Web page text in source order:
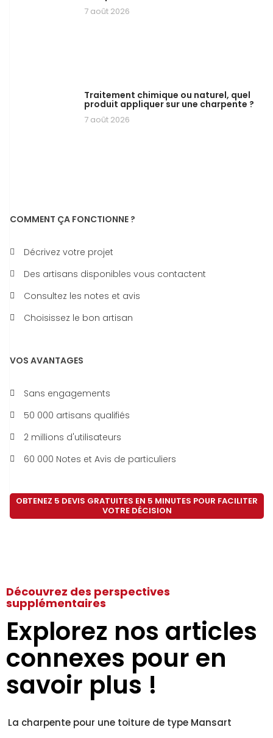
7 août 2026
Traitement chimique ou naturel, quel
produit appliquer sur une charpente ?
7 août 2026
COMMENT ÇA FONCTIONNE ?
Décrivez votre projet
Des artisans disponibles vous contactent
Consultez les notes et avis
Choisissez le bon artisan
VOS AVANTAGES
Sans engagements
50 000 artisans qualifiés
2 millions d'utilisateurs
60 000 Notes et Avis de particuliers
OBTENEZ 5 DEVIS GRATUITES EN 5 MINUTES POUR FACILITER
VOTRE DÉCISION
Découvrez des perspectives
supplémentaires
Explorez nos articles
connexes pour en
savoir plus !
La charpente pour une toiture de type Mansart